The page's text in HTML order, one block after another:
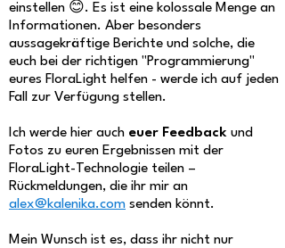
einstellen 😊. Es ist eine kolossale Menge an
Informationen. Aber besonders
aussagekräftige Berichte und solche, die
euch bei der richtigen "Programmierung"
eures FloraLight helfen - werde ich auf jeden
Fall zur Verfügung stellen.
Ich werde hier auch euer Feedback und
Fotos zu euren Ergebnissen mit der
FloraLight-Technologie teilen –
Rückmeldungen, die ihr mir an
alex@kalenika.com senden könnt.
Mein Wunsch ist es, dass ihr nicht nur